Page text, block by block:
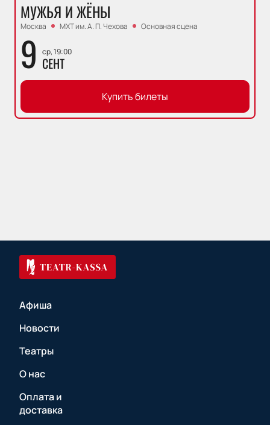
МУЖЬЯ И ЖЁНЫ
Москва МХТ им. А. П. Чехова Основная сцена
9 ср, 19:00
СЕНТ
Купить билеты
Афиша
Новости
Театры
О нас
Оплата и
доставка